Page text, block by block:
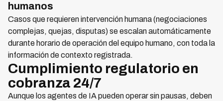
humanos
Casos que requieren intervención humana (negociaciones
complejas, quejas, disputas) se escalan automáticamente
durante horario de operación del equipo humano, con toda la
información de contexto registrada.
Cumplimiento regulatorio en
cobranza 24/7
Aunque los agentes de IA pueden operar sin pausas, deben